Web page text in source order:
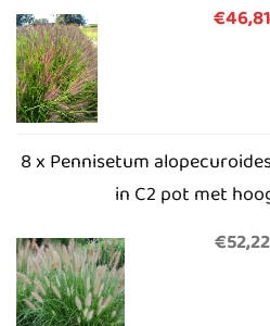
€46,81
8 x Pennisetum
in C2 pot met
€52,22